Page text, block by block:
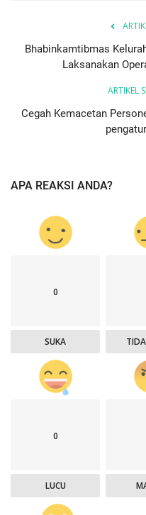
Bhabinkamtibmas
Laksanakan
ARTIKEL
Cegah Kemacetan
APA REAKSI ANDA?
0
SUKA
0
LUCU